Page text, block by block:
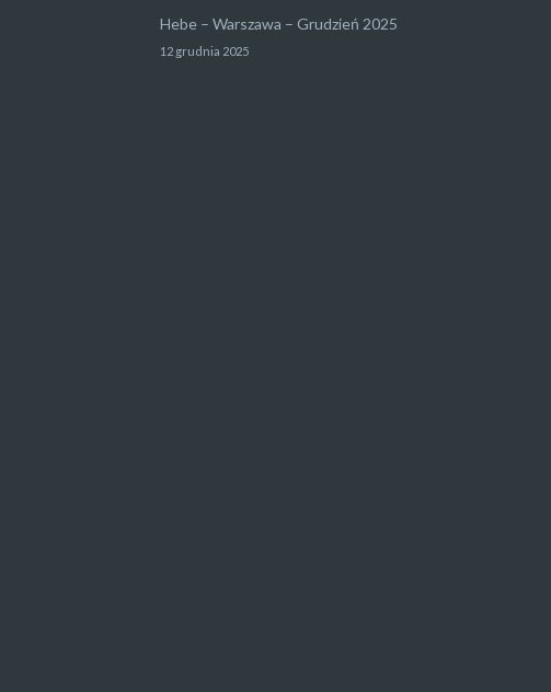
Hebe – Warszawa – Grudzień 2025
12 grudnia 2025